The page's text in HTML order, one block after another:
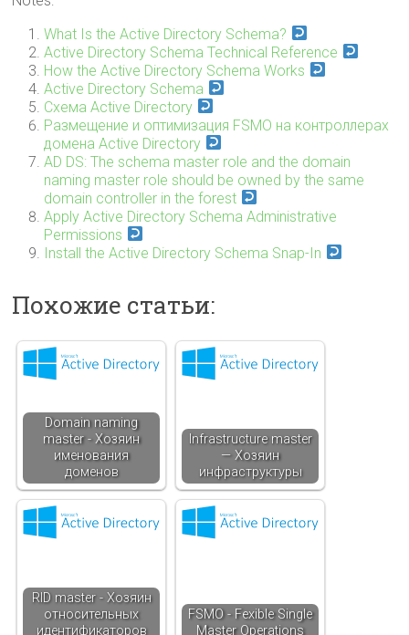
What Is the Active Directory Schema?
Active Directory Schema Technical Reference
How the Active Directory Schema Works
Active Directory Schema
Схема Active Directory
Размещение и оптимизация FSMO на контроллерах
домена Active Directory
AD DS: The schema master role and the domain
naming master role should be owned by the same
domain controller in the forest
Apply Active Directory Schema Administrative
Permissions
Install the Active Directory Schema Snap-In
Похожие статьи:
Domain naming
master - Хозяин
именования
доменов
Infrastructure master
— Хозяин
инфраструктуры
RID master - Хозяин
относительных
идентификаторов
FSMO - Fexible Single
Master Operations